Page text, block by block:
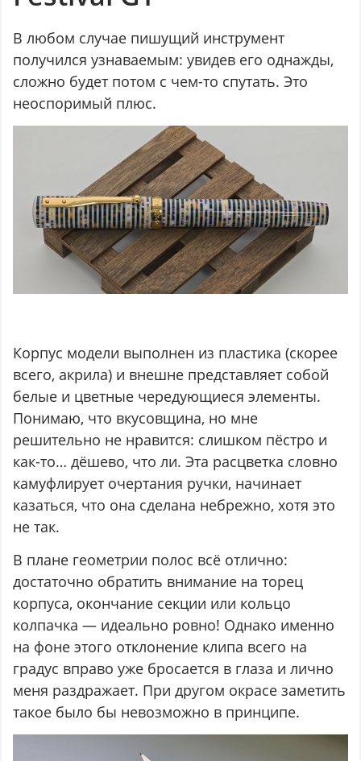
В любом случае пишущий инструмент
получился узнаваемым: увидев его однажды,
сложно будет потом с чем-то спутать. Это
неоспоримый плюс.
Корпус модели выполнен из пластика (скорее
всего, акрила) и внешне представляет собой
белые и цветные чередующиеся элементы.
Понимаю, что вкусовщина, но мне
решительно не нравится: слишком пёстро и
как-то… дёшево, что ли. Эта расцветка словно
камуфлирует очертания ручки, начинает
казаться, что она сделана небрежно, хотя это
не так.
В плане геометрии полос всё отлично:
достаточно обратить внимание на торец
корпуса, окончание секции или кольцо
колпачка — идеально ровно! Однако именно
на фоне этого отклонение клипа всего на
градус вправо уже бросается в глаза и лично
меня раздражает. При другом окрасе заметить
такое было бы невозможно в принципе.